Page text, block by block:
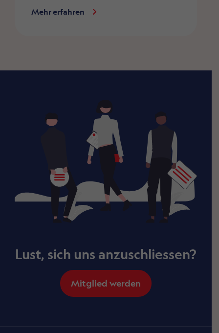
Mehr erfahren
Lust, sich uns anzuschliessen?
Mitglied werden